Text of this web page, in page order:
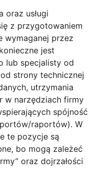
oraz usługi
z przygotowaniem
wymaganej przez
jest
lub specjalisty od
strony technicznej
utrzymania
w narzędziach firmy
spójność
raportów). W
te pozycje są
bo mogą zależeć
oraz dojrzałości